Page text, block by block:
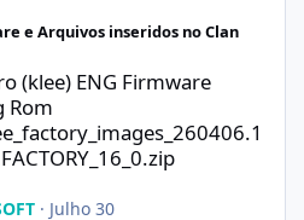
Engineering Rom
e Arquivos inseridos no Clan
(klee) ENG Firmware
Rom
· Julho 30